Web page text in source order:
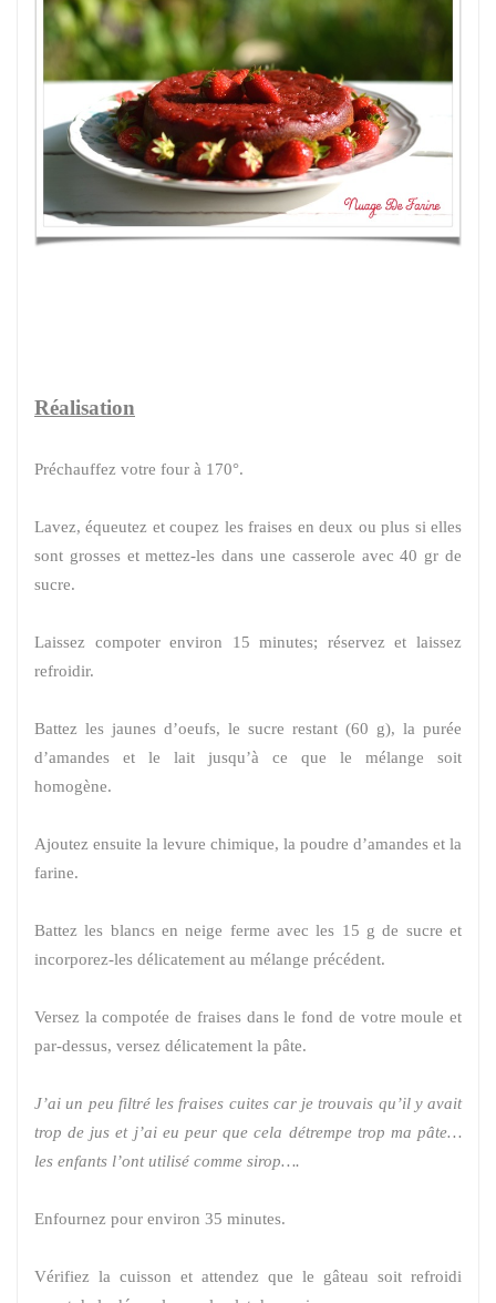
Réalisation
Préchauffez votre four à 170°.
Lavez, équeutez et coupez les fraises en deux ou plus si elles
sont grosses et mettez-les dans une casserole avec 40 gr de
sucre.
Laissez compoter environ 15 minutes; réservez et laissez
refroidir.
Battez les jaunes d’oeufs, le sucre restant (60 g), la purée
d’amandes et le lait jusqu’à ce que le mélange soit
homogène.
Ajoutez ensuite la levure chimique, la poudre d’amandes et la
farine.
Battez les blancs en neige ferme avec les 15 g de sucre et
incorporez-les délicatement au mélange précédent.
Versez la compotée de fraises dans le fond de votre moule et
par-dessus, versez délicatement la pâte.
J’ai un peu filtré les fraises cuites car je trouvais qu’il y avait
trop de jus et j’ai eu peur que cela détrempe trop ma pâte…
les enfants l’ont utilisé comme sirop….
Enfournez pour environ 35 minutes.
Vérifiez la cuisson et attendez que le gâteau soit refroidi